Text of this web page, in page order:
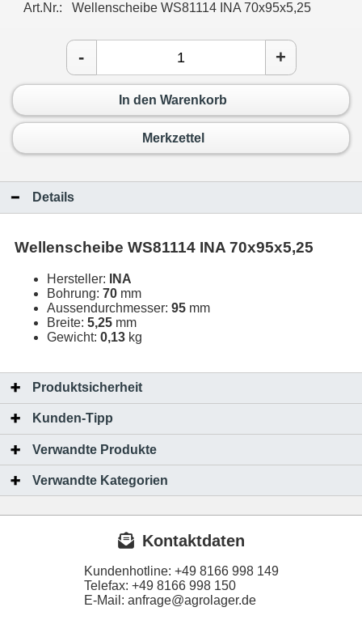
Art.Nr.: Wellenscheibe WS81114 INA 70x95x5,25
- +
In den Warenkorb
Merkzettel
Details
Wellenscheibe WS81114 INA 70x95x5,25
Hersteller:
INA
Bohrung: 70 mm
Aussendurchmesser: 95 mm
Breite: 5,25 mm
Gewicht: 0,13 kg
Produktsicherheit
Kunden-Tipp
Verwandte Produkte
Verwandte Kategorien
Kontaktdaten
Kundenhotline: +49 8166 998 149
Telefax: +49 8166 998 150
E-Mail: anfrage@agrolager.de